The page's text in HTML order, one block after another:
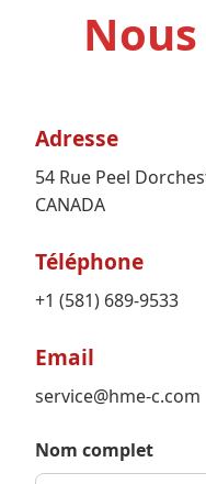
Adresse
54 Rue Peel
CANADA
Téléphone
+1 (581) 689-9533
Email
service@hme-c.com
Nom complet